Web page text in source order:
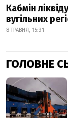
Кабмін
вугільних
8 ТРАВНЯ, 15:31
ГОЛОВНЕ